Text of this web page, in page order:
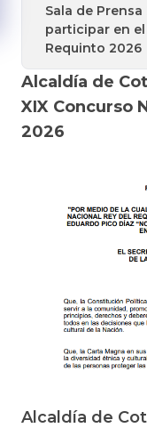
Sala de Prensa
participar en el
Requinto 2026
Alcaldía de
XIX Concurso
2026
Alcaldía de